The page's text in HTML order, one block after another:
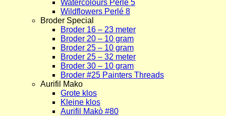
Watercolours Perlé 5
Wildflowers Perlé 8
Broder Special
Broder 16 – 23 meter
Broder 20 – 10 gram
Broder 25 – 10 gram
Broder 25 – 32 meter
Broder 30 – 10 gram
Broder #25 Painters Threads
Aurifil Mako
Grote klos
Kleine klos
Aurifil Makò #80